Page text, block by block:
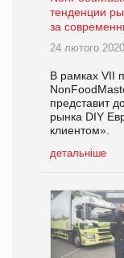
тенденции
за
24 лютого 2020
В рамках VII
представит
рынка DIY
клиентом».
детальніше